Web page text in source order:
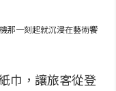
那一刻起就沉浸在藝術饗